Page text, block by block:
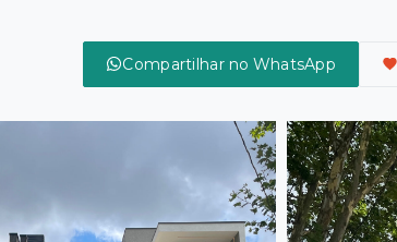
Compartilhar no WhatsApp